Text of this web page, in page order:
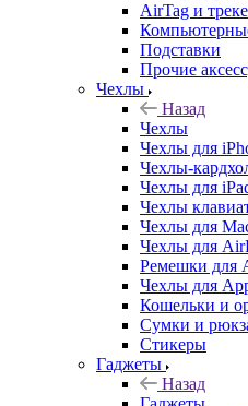
AirTag и
Подставки
Прочие
Чехлы
Назад
Чехлы
Чехлы для
Чехлы-
Чехлы для
Чехлы
Чехлы для
Чехлы для
Ремешки для
Чехлы для
Кошельки и
Сумки и
Стикеры
Гаджеты
Назад